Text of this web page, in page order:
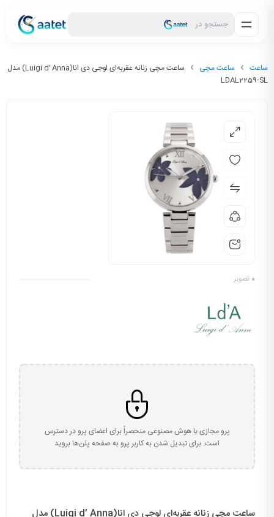
جستجو در
ساعت ساعت مچی
ساعت مچی زنانه عقربه‌ای لوجی دی انا(Luigi d’ Anna) مدل
LDAL2259-SL
0 تصویر
پرو مجازی با هوش مصنوعی منحصراً برای اعضای پرو در دسترس
است. برای تبدیل شدن به کاربر پرو به صفحه پلن‌ها بروید
ساعت مچی زنانه عقربه‌ای لوجی دی انا(Luigi d’ Anna) مدل